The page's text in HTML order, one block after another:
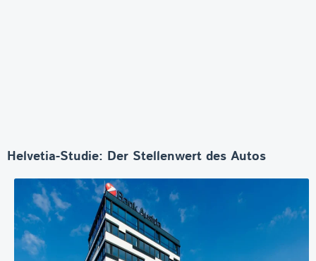
Helvetia-Studie: Der Stellenwert des Autos